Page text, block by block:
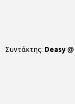
Συντάκτης: Deasy@